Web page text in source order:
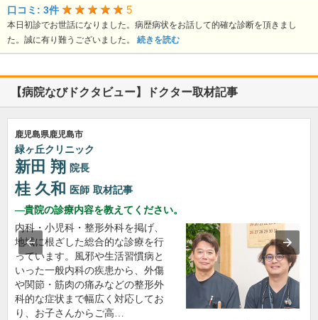
口コミ: 3件 5
本日初診でお世話になりました。病歴病状をお話して的確な診断を頂きまし
た。誠に有り難うございました。 続きを読む
【病院なびドクタビュー】ドクター取材記事
鹿児島県鹿児島市
緑ヶ丘クリニック
新田 翔 院長
桂 久和 医師 取材記事
貴院の診療内容を教えてください。
内科・小児科・整形外科を掲げ、
地域に根ざした総合的な診療を行
っています。風邪や生活習慣病と
いった一般内科の疾患から、外傷
や関節・筋肉の痛みなどの整形外
科的な症状まで幅広く対応してお
り、お子さんからご高…